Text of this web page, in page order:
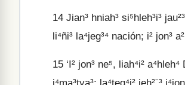
14 Jian³ hniah³ si⁵hleh³i³
li⁴ñi³ la⁴jeg³⁴ nación; i² jon³
15 ‘I² jon³ ne⁵, liah⁴i²